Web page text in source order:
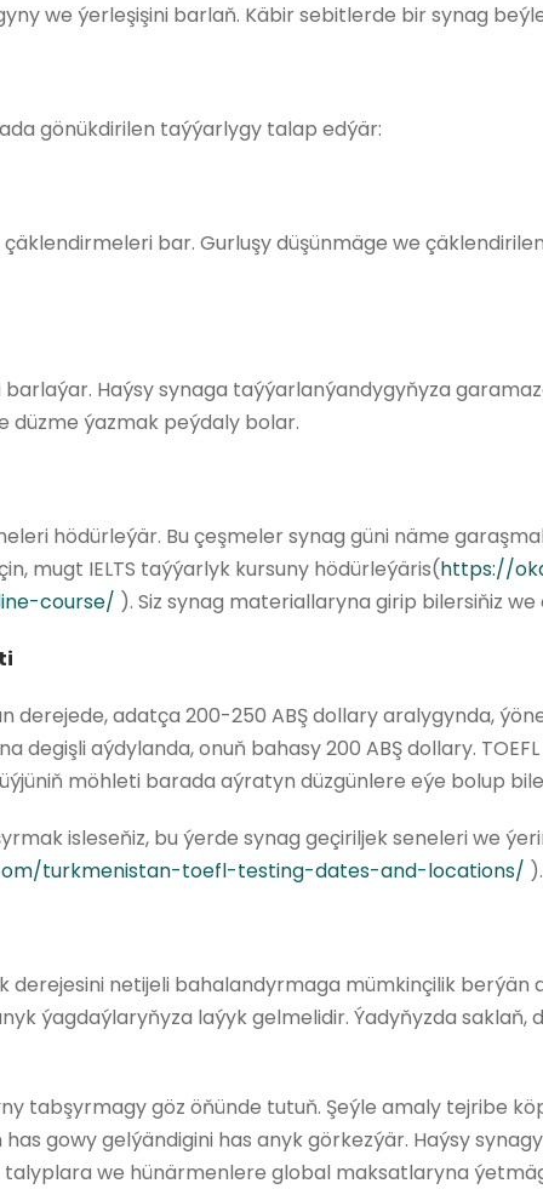
we ýerleşişini barlaň. Käbir sebitlerde bir synag
gönükdirilen taýýarlygy talap edýär:
bar. Gurluşy düşünmäge we
barlaýar. Haýsy synaga taýýarlanýandygyňyza
düzme ýazmak peýdaly bolar.
hödürleýär. Bu çeşmeler synag güni näme
mugt IELTS taýýarlyk kursuny hödürleýäris(https://
course/ ). Siz synag materiallaryna girip bilersiňiz
derejede, adatça 200-250 ABŞ dollary aralygynda,
degişli aýdylanda, onuň bahasy 200 ABŞ dollary.
möhleti barada aýratyn düzgünlere eýe bolup
isleseňiz, bu ýerde synag geçiriljek seneleri we
turkmenistan-toefl-testing-dates-and-locations/ ).
derejesini netijeli bahalandyrmaga mümkinçilik
ýagdaýlaryňyza laýyk gelmelidir. Ýadyňyzda
tabşyrmagy göz öňünde tutuň. Şeýle amaly tejribe
gowy gelýändigini has anyk görkezýär. Haýsy
we hünärmenlere global maksatlaryna